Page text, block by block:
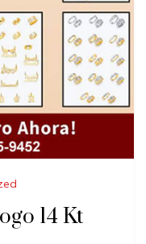
14 Kt